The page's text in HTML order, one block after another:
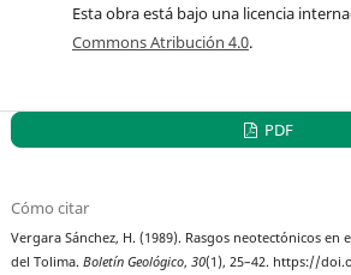
Esta obra está bajo una licencia
Commons Atribución 4.0.
PDF
Cómo citar
Vergara Sánchez, H. (1989). Rasgos neotectónicos
del Tolima.Boletín Geológico,30(1), 25–42. https://